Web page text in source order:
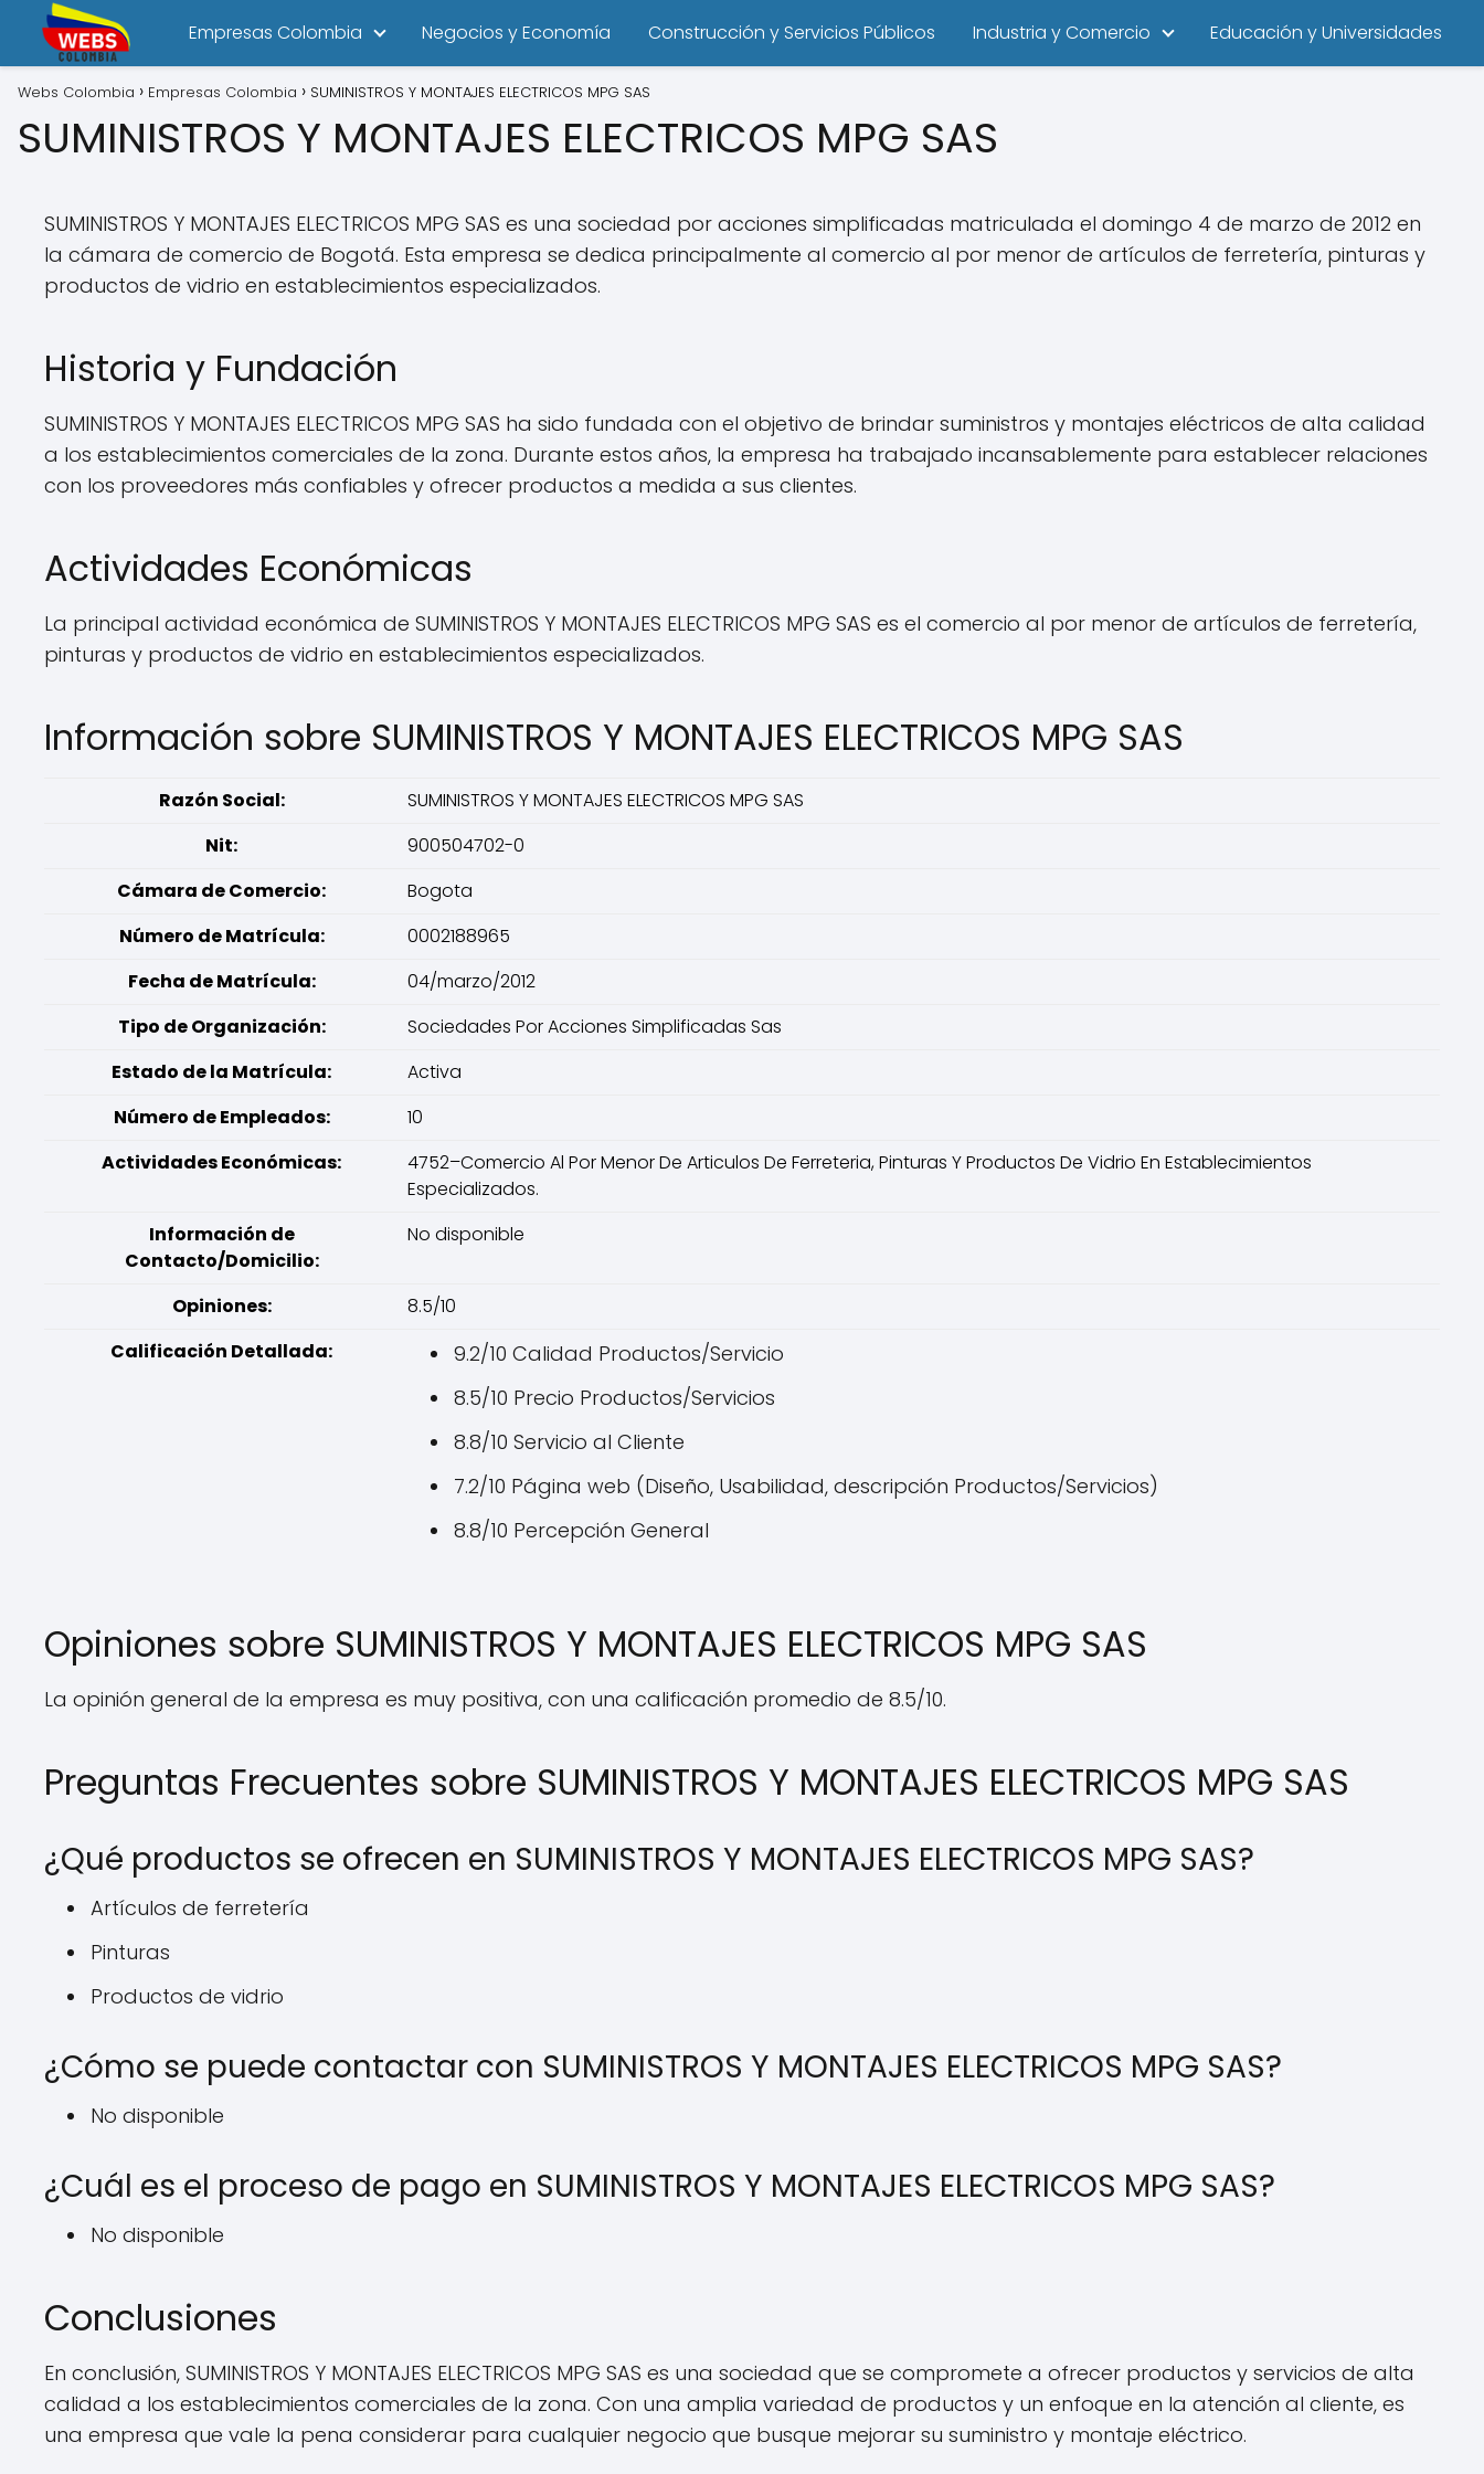
Empresas Colombia Negocios y Economía Construcción y Servicios Públicos Industria y Comercio Educación y Universidades
Webs Colombia Empresas Colombia SUMINISTROS Y MONTAJES ELECTRICOS MPG SAS
SUMINISTROS Y MONTAJES ELECTRICOS MPG SAS
SUMINISTROS Y MONTAJES ELECTRICOS MPG SAS es una sociedad por acciones simplificadas matriculada el domingo 4 de marzo de 2012 en
la cámara de comercio de Bogotá. Esta empresa se dedica principalmente al comercio al por menor de artículos de ferretería, pinturas y
productos de vidrio en establecimientos especializados.
Historia y Fundación
SUMINISTROS Y MONTAJES ELECTRICOS MPG SAS ha sido fundada con el objetivo de brindar suministros y montajes eléctricos de alta calidad
a los establecimientos comerciales de la zona. Durante estos años, la empresa ha trabajado incansablemente para establecer relaciones
con los proveedores más confiables y ofrecer productos a medida a sus clientes.
Actividades Económicas
La principal actividad económica de SUMINISTROS Y MONTAJES ELECTRICOS MPG SAS es el comercio al por menor de artículos de ferretería,
pinturas y productos de vidrio en establecimientos especializados.
Información sobre SUMINISTROS Y MONTAJES ELECTRICOS MPG SAS
Razón Social:
SUMINISTROS Y MONTAJES ELECTRICOS MPG SAS
Nit:
900504702-0
Cámara de Comercio:
Bogota
Número de Matrícula:
0002188965
Fecha de Matrícula:
04/marzo/2012
Tipo de Organización:
Sociedades Por Acciones Simplificadas Sas
Estado de la Matrícula:
Activa
Número de Empleados:
10
Actividades Económicas:
4752–Comercio Al Por Menor De Articulos De Ferreteria, Pinturas Y Productos De Vidrio En Establecimientos
Especializados.
Información de
Contacto/Domicilio:
No disponible
Opiniones:
8.5/10
Calificación Detallada:
9.2/10 Calidad Productos/Servicio
8.5/10 Precio Productos/Servicios
8.8/10 Servicio al Cliente
7.2/10 Página web (Diseño, Usabilidad, descripción Productos/Servicios)
8.8/10 Percepción General
Opiniones sobre SUMINISTROS Y MONTAJES ELECTRICOS MPG SAS
La opinión general de la empresa es muy positiva, con una calificación promedio de 8.5/10.
Preguntas Frecuentes sobre SUMINISTROS Y MONTAJES ELECTRICOS MPG SAS
¿Qué productos se ofrecen en SUMINISTROS Y MONTAJES ELECTRICOS MPG SAS?
Artículos de ferretería
Pinturas
Productos de vidrio
¿Cómo se puede contactar con SUMINISTROS Y MONTAJES ELECTRICOS MPG SAS?
No disponible
¿Cuál es el proceso de pago en SUMINISTROS Y MONTAJES ELECTRICOS MPG SAS?
No disponible
Conclusiones
En conclusión, SUMINISTROS Y MONTAJES ELECTRICOS MPG SAS es una sociedad que se compromete a ofrecer productos y servicios de alta
calidad a los establecimientos comerciales de la zona. Con una amplia variedad de productos y un enfoque en la atención al cliente, es
una empresa que vale la pena considerar para cualquier negocio que busque mejorar su suministro y montaje eléctrico.